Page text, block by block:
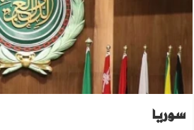
الجامعة العربية تدين
سوريا